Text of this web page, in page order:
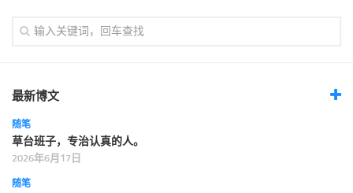
友情链接
最新博文
随笔
草台班子，专治认真的人。
2026年6月17日
随笔